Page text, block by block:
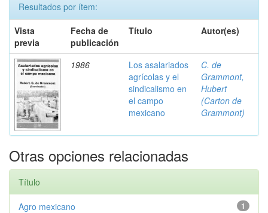
Resultados por ítem:
Vista
previa
Fecha de
publicación
Título Autor(es)
1986
Los asalariados
agrícolas y el
sindicalismo en
el campo
mexicano
C. de
Grammont,
Hubert
(Carton de
Grammont)
Otras opciones relacionadas
Título
1
Agro mexicano